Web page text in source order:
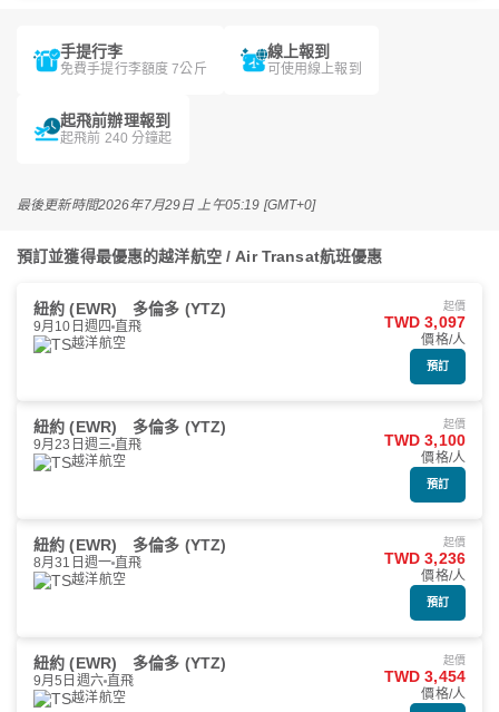
手提行李
免費手提行李額度 7公斤
線上報到
可使用線上報到
起飛前辦理報到
起飛前 240 分鐘起
最後更新時間2026年7月29日 上午05:19 [GMT+0]
預訂並獲得最優惠的越洋航空 / Air Transat航班優惠
紐約 (EWR) 多倫多 (YTZ)
9月10日週四 直飛
越洋航空
起價
TWD 3,097
價格/人
預訂
紐約 (EWR) 多倫多 (YTZ)
9月23日週三 直飛
越洋航空
起價
TWD 3,100
價格/人
預訂
紐約 (EWR) 多倫多 (YTZ)
8月31日週一 直飛
越洋航空
起價
TWD 3,236
價格/人
預訂
紐約 (EWR) 多倫多 (YTZ)
9月5日週六 直飛
越洋航空
起價
TWD 3,454
價格/人